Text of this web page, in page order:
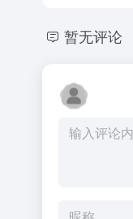
暂无评论